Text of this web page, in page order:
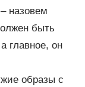
назовем
быть
главное, он
образы с